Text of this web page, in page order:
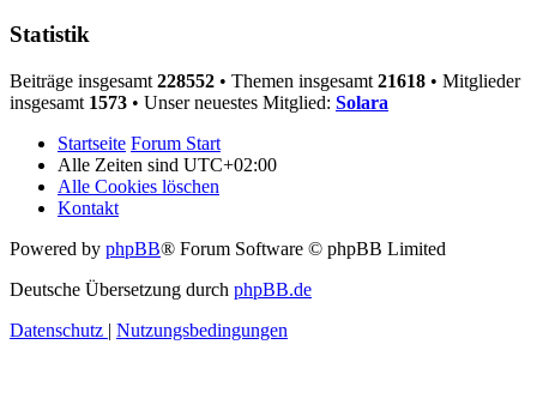
Statistik
Beiträge insgesamt 228552 • Themen insgesamt 21618 • Mitglieder
insgesamt 1573 • Unser neuestes Mitglied: Solara
Startseite Forum Start
Alle Zeiten sind UTC+02:00
Alle Cookies löschen
Kontakt
Powered by phpBB® Forum Software © phpBB Limited
Deutsche Übersetzung durch phpBB.de
Datenschutz | Nutzungsbedingungen